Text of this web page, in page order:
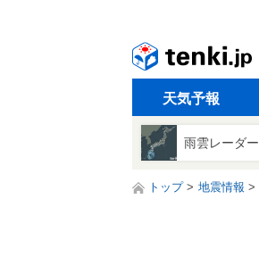
天気予報
雨雲レーダー
トップ 地震情報